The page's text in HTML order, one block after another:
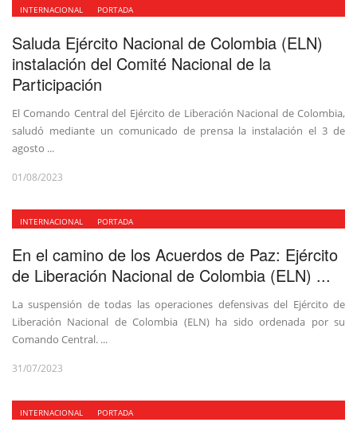
INTERNACIONAL PORTADA
Saluda Ejército Nacional de Colombia (ELN)
instalación del Comité Nacional de la
Participación
El Comando Central del Ejército de Liberación Nacional de Colombia,
saludó mediante un comunicado de prensa la instalación el 3 de
agosto ...
01/08/2023
INTERNACIONAL PORTADA
En el camino de los Acuerdos de Paz: Ejército
de Liberación Nacional de Colombia (ELN) ...
La suspensión de todas las operaciones defensivas del Ejército de
Liberación Nacional de Colombia (ELN) ha sido ordenada por su
Comando Central. ...
31/07/2023
INTERNACIONAL PORTADA